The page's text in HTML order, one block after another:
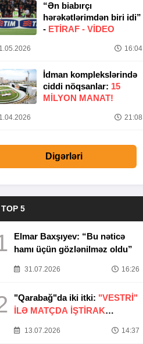
“Ən biabırçı
hərəkətlərimdən biri idi”
- ETIRAF - VİDEO
16:04
İdman komplekslərində
ciddi nöqsanlar: 15
MILYON MANAT!
21:08
Digərləri
TOP 5
Elmar Baxşıyev: “Bu nəticə
hamı üçün gözlənilməz oldu”
31.07.2026 16:26
"Qarabağ"da iki itki: "VESTRİ"
İLƏ MATÇDA İŞTİRAK
13.07.2026 14:37